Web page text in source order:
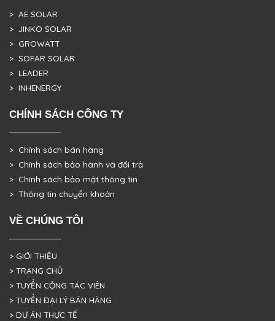
> AE SOLAR
> JINKO SOLAR
> GROWATT
> SOFAR SOLAR
> LEADER
> INHENERGY
CHÍNH SÁCH CÔNG TY
> Chính sách bán hàng
> Chính sách bảo hành và đổi trả
> Chính sách bảo mật thông tin
> Thông tin chuyển khoản
VỀ CHÚNG TÔI
> GIỚI THIỆU
> TRANG CHỦ
> TUYỂN CỘNG TÁC VIÊN
> TUYỂN ĐẠI LÝ BÁN HÀNG
> DỰ ÁN THỰC TẾ